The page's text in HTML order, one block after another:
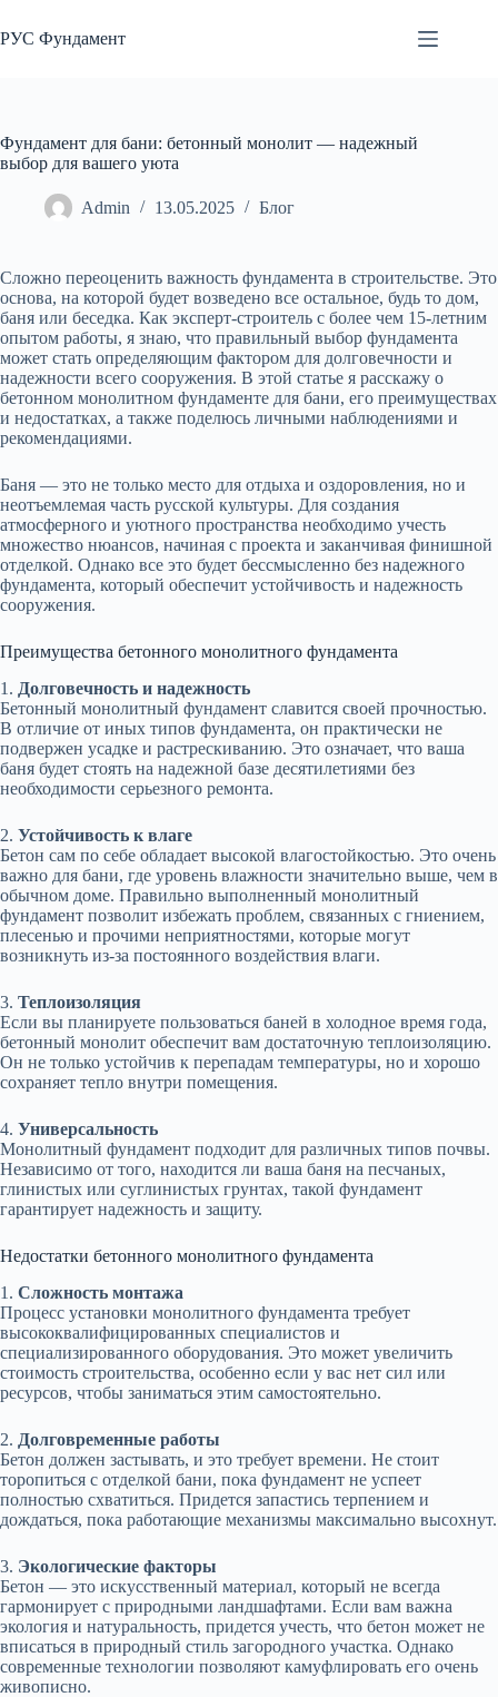
к
сути
РУС Фундамент
Фундамент для бани: бетонный монолит — надежный
выбор для вашего уюта
Admin 13.05.2025 Блог
Сложно переоценить важность фундамента в строительстве. Это
основа, на которой будет возведено все остальное, будь то дом,
баня или беседка. Как эксперт-строитель с более чем 15-летним
опытом работы, я знаю, что правильный выбор фундамента
может стать определяющим фактором для долговечности и
надежности всего сооружения. В этой статье я расскажу о
бетонном монолитном фундаменте для бани, его преимуществах
и недостатках, а также поделюсь личными наблюдениями и
рекомендациями.
Баня — это не только место для отдыха и оздоровления, но и
неотъемлемая часть русской культуры. Для создания
атмосферного и уютного пространства необходимо учесть
множество нюансов, начиная с проекта и заканчивая финишной
отделкой. Однако все это будет бессмысленно без надежного
фундамента, который обеспечит устойчивость и надежность
сооружения.
Преимущества бетонного монолитного фундамента
1. Долговечность и надежность
Бетонный монолитный фундамент славится своей прочностью.
В отличие от иных типов фундамента, он практически не
подвержен усадке и растрескиванию. Это означает, что ваша
баня будет стоять на надежной базе десятилетиями без
необходимости серьезного ремонта.
2. Устойчивость к влаге
Бетон сам по себе обладает высокой влагостойкостью. Это очень
важно для бани, где уровень влажности значительно выше, чем в
обычном доме. Правильно выполненный монолитный
фундамент позволит избежать проблем, связанных с гниением,
плесенью и прочими неприятностями, которые могут
возникнуть из-за постоянного воздействия влаги.
3. Теплоизоляция
Если вы планируете пользоваться баней в холодное время года,
бетонный монолит обеспечит вам достаточную теплоизоляцию.
Он не только устойчив к перепадам температуры, но и хорошо
сохраняет тепло внутри помещения.
4. Универсальность
Монолитный фундамент подходит для различных типов почвы.
Независимо от того, находится ли ваша баня на песчаных,
глинистых или суглинистых грунтах, такой фундамент
гарантирует надежность и защиту.
Недостатки бетонного монолитного фундамента
1. Сложность монтажа
Процесс установки монолитного фундамента требует
высококвалифицированных специалистов и
специализированного оборудования. Это может увеличить
стоимость строительства, особенно если у вас нет сил или
ресурсов, чтобы заниматься этим самостоятельно.
2. Долговременные работы
Бетон должен застывать, и это требует времени. Не стоит
торопиться с отделкой бани, пока фундамент не успеет
полностью схватиться. Придется запастись терпением и
дождаться, пока работающие механизмы максимально высохнут.
3. Экологические факторы
Бетон — это искусственный материал, который не всегда
гармонирует с природными ландшафтами. Если вам важна
экология и натуральность, придется учесть, что бетон может не
вписаться в природный стиль загородного участка. Однако
современные технологии позволяют камуфлировать его очень
живописно.